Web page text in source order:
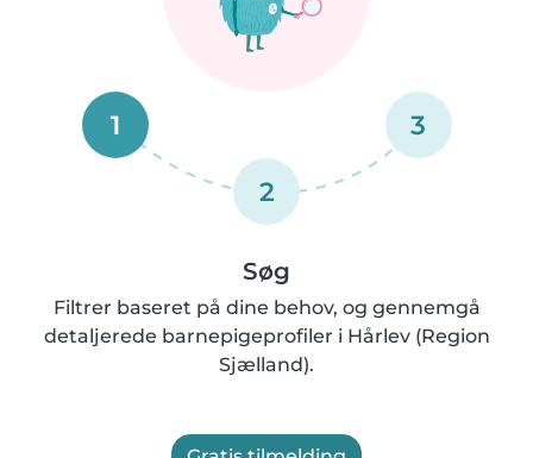
1
2
3
Søg
Filtrer baseret på dine behov, og gennemgå
detaljerede barnepigeprofiler i Hårlev (Region
Sjælland).